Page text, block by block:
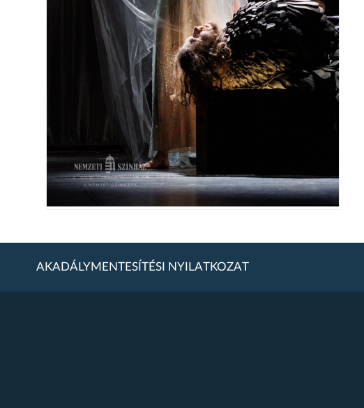
AKADÁLYMENTESÍTÉSI NYILATKOZAT